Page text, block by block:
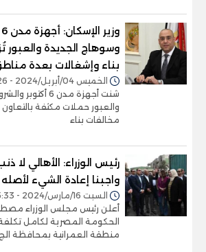
وسوهاج الجديدة والعبور
بناء وإشغالات بعدة
الخميس 04/أبريل/2024 - 11:26 ص
شنت أجهزة مدن 6
والعبور حملات مكثفة بالتعاون
مخالفات بناء
رئيس الوزراء: الأهالي لا
واجبنا إعادة الشيء لأصله
السبت 16/مارس/2024 - 05:33 م
أعلن رئيس مجلس الوزراء
الحكومة المصرية لكامل تكلفة
منطقة العمرانية بمحافظة الج